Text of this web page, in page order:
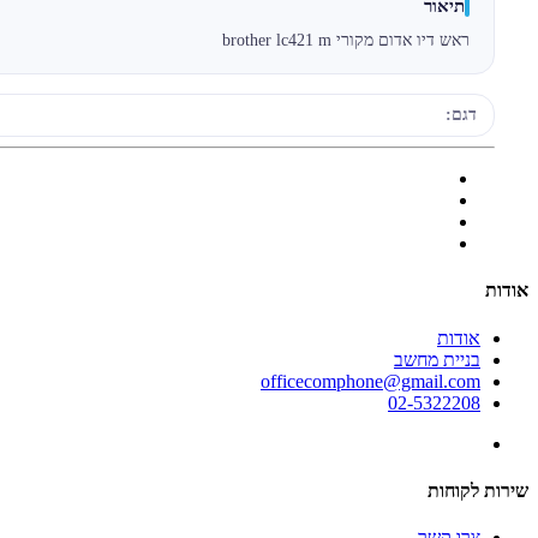
תיאור
ראש דיו אדום מקורי brother lc421 m
דגם:
אודות
אודות
בניית מחשב
officecomphone@gmail.com
02-5322208
שירות לקוחות